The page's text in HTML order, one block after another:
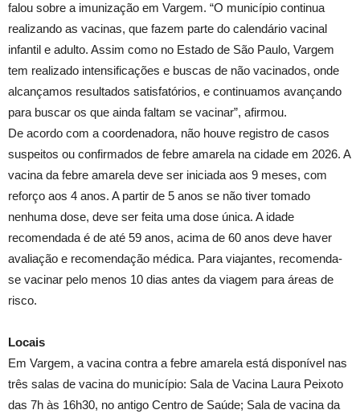
falou sobre a imunização em Vargem. “O município continua
realizando as vacinas, que fazem parte do calendário vacinal
infantil e adulto. Assim como no Estado de São Paulo, Vargem
tem realizado intensificações e buscas de não vacinados, onde
alcançamos resultados satisfatórios, e continuamos avançando
para buscar os que ainda faltam se vacinar”, afirmou.
De acordo com a coordenadora, não houve registro de casos
suspeitos ou confirmados de febre amarela na cidade em 2026. A
vacina da febre amarela deve ser iniciada aos 9 meses, com
reforço aos 4 anos. A partir de 5 anos se não tiver tomado
nenhuma dose, deve ser feita uma dose única. A idade
recomendada é de até 59 anos, acima de 60 anos deve haver
avaliação e recomendação médica. Para viajantes, recomenda-
se vacinar pelo menos 10 dias antes da viagem para áreas de
risco.
Locais
Em Vargem, a vacina contra a febre amarela está disponível nas
três salas de vacina do município: Sala de Vacina Laura Peixoto
das 7h às 16h30, no antigo Centro de Saúde; Sala de vacina da